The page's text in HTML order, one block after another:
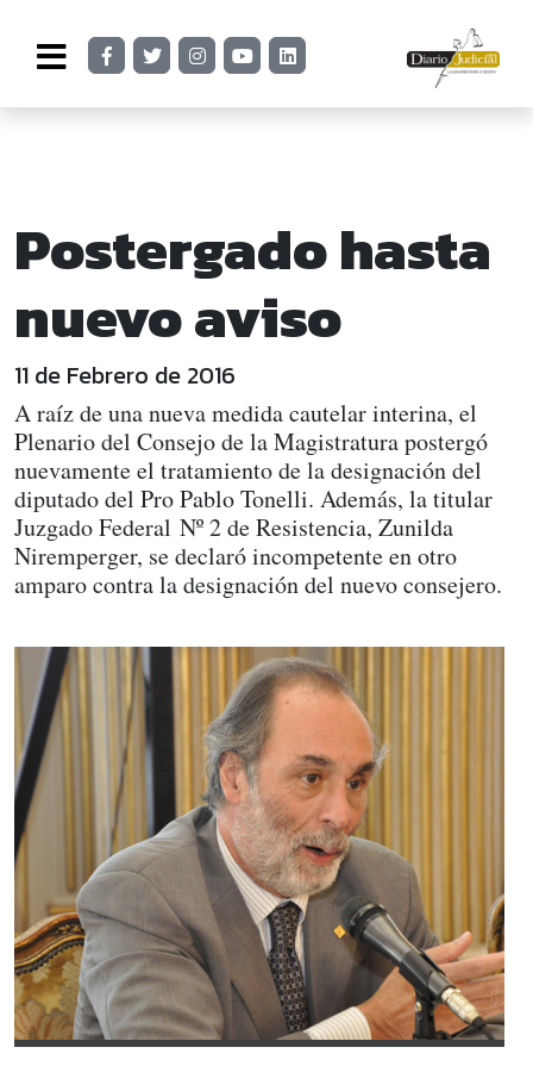
Postergado hasta
nuevo aviso
11 de Febrero de 2016
A raíz de una nueva medida cautelar interina, el
Plenario del Consejo de la Magistratura postergó
nuevamente el tratamiento de la designación del
diputado del Pro Pablo Tonelli. Además, la titular
Juzgado Federal Nº 2 de Resistencia, Zunilda
Niremperger, se declaró incompetente en otro
amparo contra la designación del nuevo consejero.